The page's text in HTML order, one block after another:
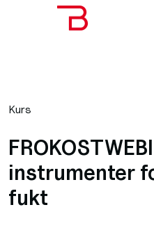
Kurs
instrumenter
fukt